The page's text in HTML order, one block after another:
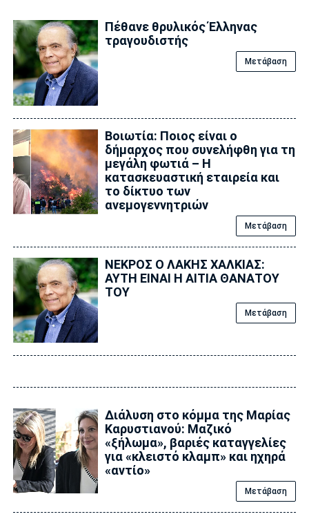
Πέθανε θρυλικός Έλληνας
τραγουδιστής
Μετάβαση
Βοιωτία: Ποιος είναι ο
δήμαρχος που συνελήφθη για τη
μεγάλη φωτιά – Η
κατασκευαστική εταιρεία και
το δίκτυο των
ανεμογεννητριών
Μετάβαση
ΝΕΚΡΟΣ Ο ΛΑΚΗΣ ΧΑΛΚΙΑΣ:
ΑΥΤΗ ΕΙΝΑΙ Η ΑΙΤΙΑ ΘΑΝΑΤΟΥ
ΤΟΥ
Μετάβαση
Διάλυση στο κόμμα της Μαρίας
Καρυστιανού: Μαζικό
«ξήλωμα», βαριές καταγγελίες
για «κλειστό κλαμπ» και ηχηρά
«αντίο»
Μετάβαση